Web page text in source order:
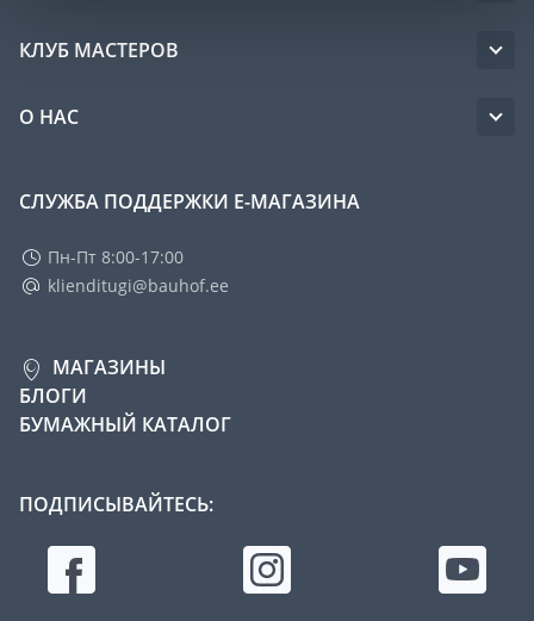
КЛУБ МАСТЕРОВ
О НАС
СЛУЖБА ПОДДЕРЖКИ Е-МАГАЗИНА
Пн-Пт 8:00-17:00
klienditugi@bauhof.ee
МАГАЗИНЫ
БЛОГИ
БУМАЖНЫЙ КАТАЛОГ
ПОДПИСЫВАЙТЕСЬ: